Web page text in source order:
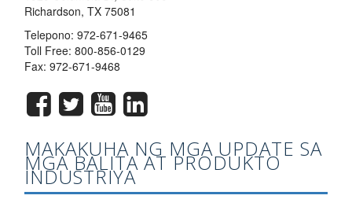
Richardson, TX 75081
Telepono: 972-671-9465
Toll Free: 800-856-0129
Fax: 972-671-9468
MAKAKUHA NG MGA UPDATE SA
MGA BALITA AT PRODUKTO
INDUSTRIYA